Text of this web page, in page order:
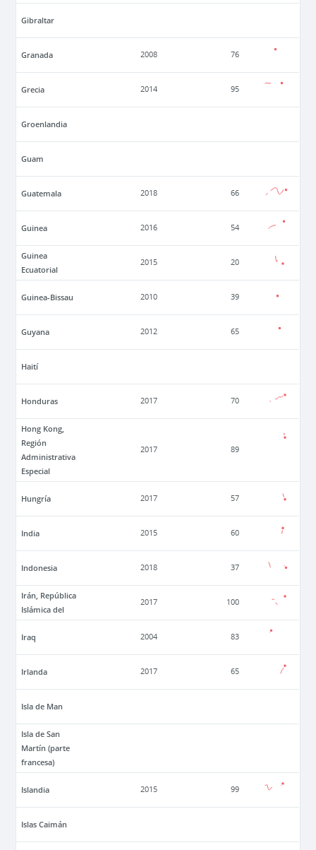
Gibraltar
Granada 2008 76
Grecia 2014 95
Groenlandia
Guam
Guatemala 2018 66
Guinea 2016 54
Guinea
Ecuatorial
2015 20
Guinea-Bissau 2010 39
Guyana 2012 65
Haití
Honduras 2017 70
Hong Kong,
Región
Administrativa
Especial
2017 89
Hungría 2017 57
India 2015 60
Indonesia 2018 37
Irán, República
Islámica del
2017 100
Iraq 2004 83
Irlanda 2017 65
Isla de Man
Isla de San
Martín (parte
francesa)
Islandia 2015 99
Islas Caimán